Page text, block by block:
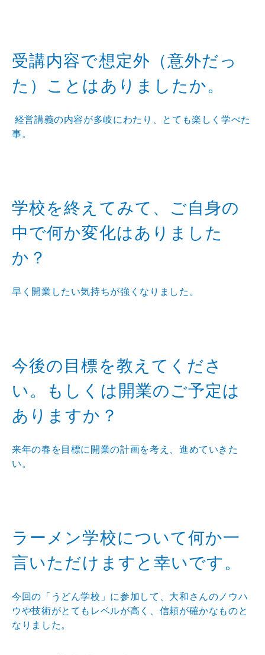
受講内容で想定外（意外だっ
た）ことはありましたか。
経営講義の内容が多岐にわたり、とても楽しく学べた
事。
学校を終えてみて、ご自身の
中で何か変化はありました
か？
早く開業したい気持ちが強くなりました。
今後の目標を教えてくださ
い。もしくは開業のご予定は
ありますか？
来年の春を目標に開業の計画を考え、進めていきた
い。
ラーメン学校について何か一
言いただけますと幸いです。
今回の「うどん学校」に参加して、大和さんのノウハ
ウや技術がとてもレベルが高く、信頼が確かなものと
なりました。